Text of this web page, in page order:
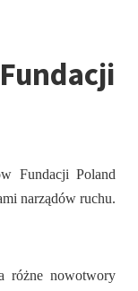
Fundacji Poland
narządów ruchu.
różne nowotwory